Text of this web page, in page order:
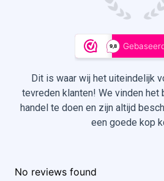
Dit is waar wij het uiteindelijk
tevreden klanten! We vinden het
handel te doen en zijn altijd
een goede kop
No reviews found